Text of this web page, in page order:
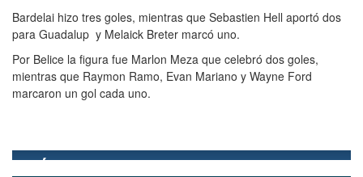
Bardelai hizo tres goles, mientras que Sebastien Hell aportó dos
para Guadalup y Melaick Breter marcó uno.
Por Belice la figura fue Marlon Meza que celebró dos goles,
mientras que Raymon Ramo, Evan Mariano y Wayne Ford
marcaron un gol cada uno.